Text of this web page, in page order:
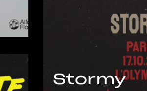
Stormy